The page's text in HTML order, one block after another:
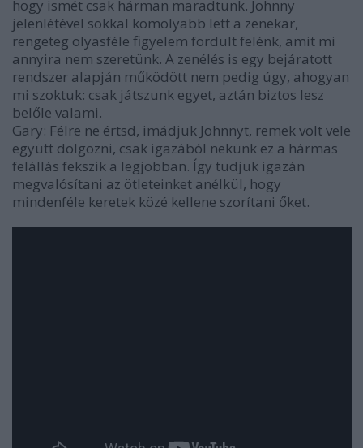
hogy ismét csak hárman maradtunk. Johnny
jelenlétével sokkal komolyabb lett a zenekar,
rengeteg olyasféle figyelem fordult felénk, amit mi
annyira nem szeretünk. A zenélés is egy bejáratott
rendszer alapján működött nem pedig úgy, ahogyan
mi szoktuk: csak játszunk egyet, aztán biztos lesz
belőle valami.
Gary: Félre ne értsd, imádjuk Johnnyt, remek volt vele
együtt dolgozni, csak igazából nekünk ez a hármas
felállás fekszik a legjobban. Így tudjuk igazán
megvalósítani az ötleteinket anélkül, hogy
mindenféle keretek közé kellene szorítani őket.